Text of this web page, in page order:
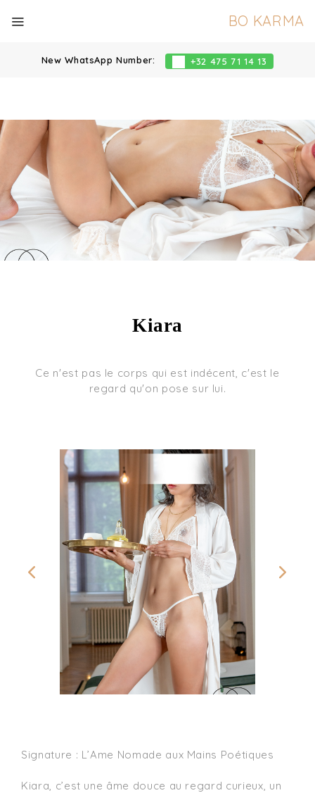
New WhatsApp Number: +32 475 71 14 13
BO KARMA
Kiara
Ce n'est pas le corps qui est indécent, c'est le
regard qu'on pose sur lui.
Signature : L’Ame Nomade aux Mains Poétiques
Kiara, c’est une âme douce au regard curieux, un